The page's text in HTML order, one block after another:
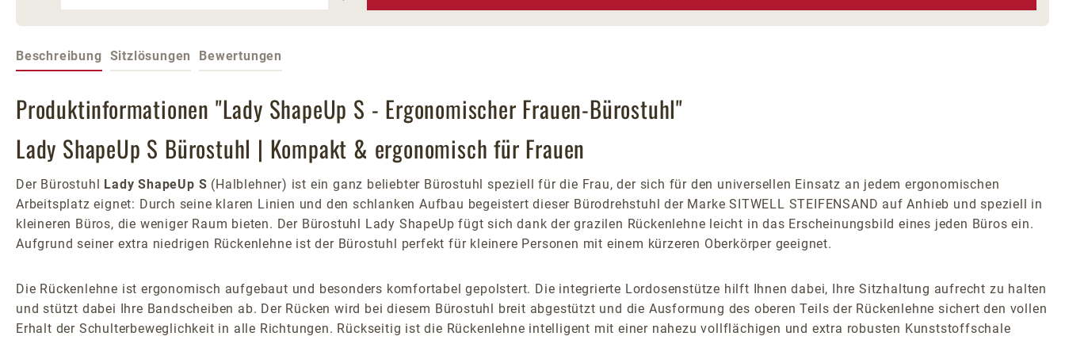
Beschreibung Sitzlösungen Bewertungen
Produktinformationen "Lady ShapeUp S - Ergonomischer Frauen-Bürostuhl"
Lady ShapeUp S Bürostuhl | Kompakt & ergonomisch für Frauen
Der Bürostuhl Lady ShapeUp S (Halblehner) ist ein ganz beliebter Bürostuhl speziell für die Frau, der sich für den universellen Einsatz an jedem ergonomischen
Arbeitsplatz eignet: Durch seine klaren Linien und den schlanken Aufbau begeistert dieser Bürodrehstuhl der Marke SITWELL STEIFENSAND auf Anhieb und speziell in
kleineren Büros, die weniger Raum bieten. Der Bürostuhl Lady ShapeUp fügt sich dank der grazilen Rückenlehne leicht in das Erscheinungsbild eines jeden Büros ein.
Aufgrund seiner extra niedrigen Rückenlehne ist der Bürostuhl perfekt für kleinere Personen mit einem kürzeren Oberkörper geeignet.
Die Rückenlehne ist ergonomisch aufgebaut und besonders komfortabel gepolstert. Die integrierte Lordosenstütze hilft Ihnen dabei, Ihre Sitzhaltung aufrecht zu halten
und stützt dabei Ihre Bandscheiben ab. Der Rücken wird bei diesem Bürostuhl breit abgestützt und die Ausformung des oberen Teils der Rückenlehne sichert den vollen
Erhalt der Schulterbeweglichkeit in alle Richtungen. Rückseitig ist die Rückenlehne intelligent mit einer nahezu vollflächigen und extra robusten Kunststoffschale